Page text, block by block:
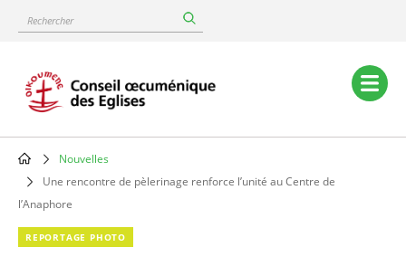
content
Rechercher
Main
navigation
Breadcrumb
Nouvelles
Une rencontre de pèlerinage renforce l’unité au Centre de
l’Anaphore
REPORTAGE PHOTO